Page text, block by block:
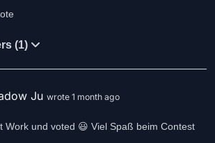
(1)
Ju wrote 1 month ago
Work und voted 😃 Viel Spaß beim Contest